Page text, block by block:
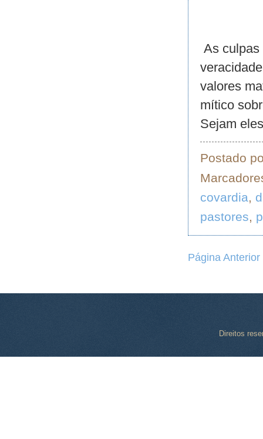
As culpas
valores
mítico
Sejam
Postado
covardia,
pastores,
Página Anterior
Direitos